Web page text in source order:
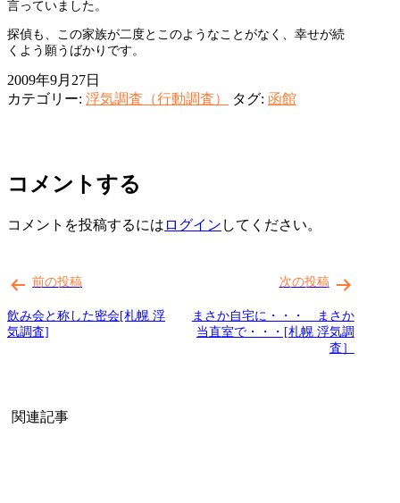
言っていました。
探偵も、この家族が二度とこのようなことがなく、幸せが続
くよう願うばかりです。
2009年9月27日
カテゴリー: 浮気調査（行動調査） タグ: 函館
コメントする
コメントを投稿するには ログイン してください。
稿
ナ
ビ
シ
前の投稿
飲み会と称した密会[札幌 浮
気調査]
次の投稿
まさか自宅に・・・ まさか
当直室で・・・[札幌 浮気調
査］
関連記事